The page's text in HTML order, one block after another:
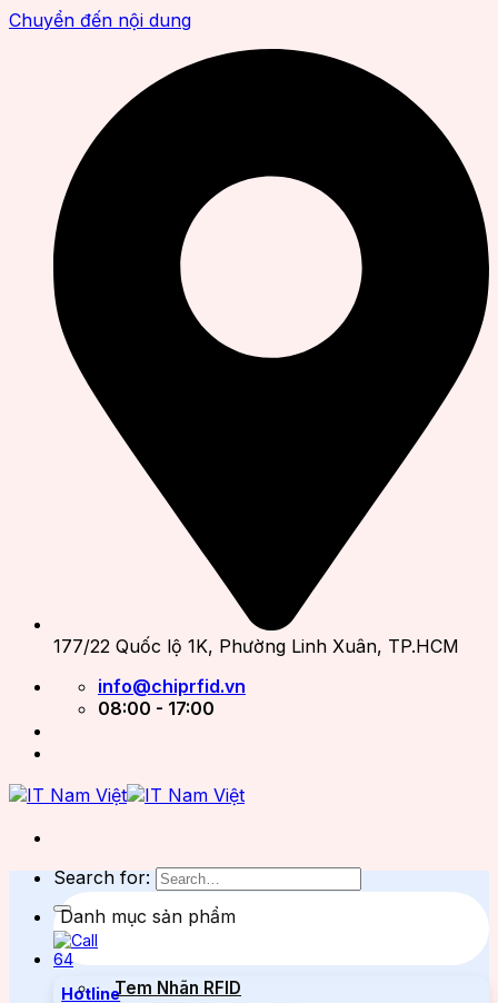
Chuyển đến nội dung
177/22 Quốc lộ 1K, Phường Linh Xuân, TP.HCM
info@chiprfid.vn
08:00 - 17:00
Search for:
Hotline
Danh mục sản phẩm
Tem Nhãn RFID